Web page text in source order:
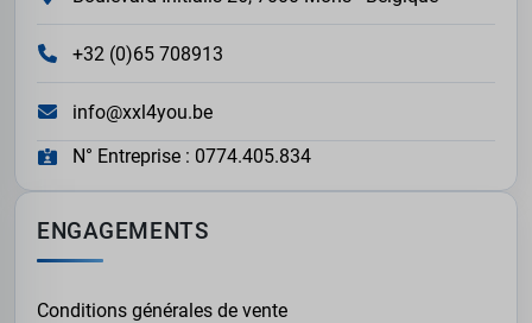
+32 (0)65 708913
info@xxl4you.be
N° Entreprise : 0774.405.834
ENGAGEMENTS
Conditions générales de vente